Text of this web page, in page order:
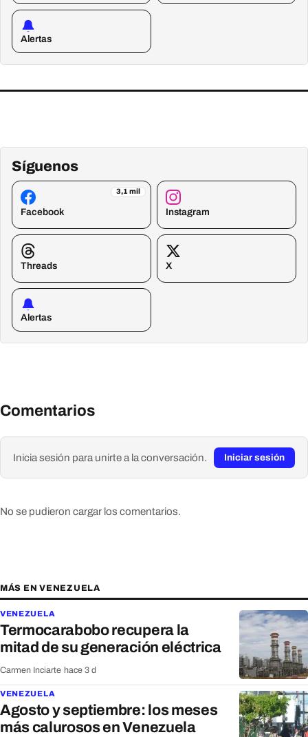
Alertas
Síguenos
3,1 mil
Facebook Instagram
Threads X
Alertas
Comentarios
Inicia sesión para unirte a la conversación. Iniciar sesión
No se pudieron cargar los comentarios.
MÁS EN VENEZUELA
VENEZUELA
Termocarabobo recupera la
mitad de su generación eléctrica
Carmen Inciarte hace 3 d
VENEZUELA
Agosto y septiembre: los meses
más calurosos en Venezuela